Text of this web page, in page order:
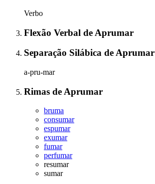
Verbo
Flexão Verbal de Aprumar
Separação Silábica deAprumar
a-pru-mar
Rimas de Aprumar
bruma
consumar
espumar
exumar
fumar
perfumar
resumar
sumar